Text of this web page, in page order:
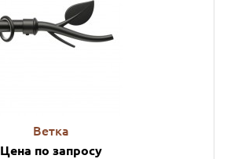
Ветка
Цена по запросу